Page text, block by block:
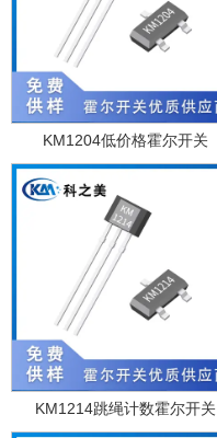
KM1204低价格霍尔开关
KM1214跳绳计数霍尔开关